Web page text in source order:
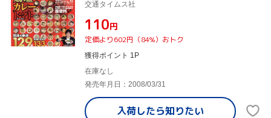
交通タイムス社
¥110円
定価より602円（84%）おトク
獲得ポイント 1P
在庫なし
発売年月日：2008/03/31
入荷したら知りたい